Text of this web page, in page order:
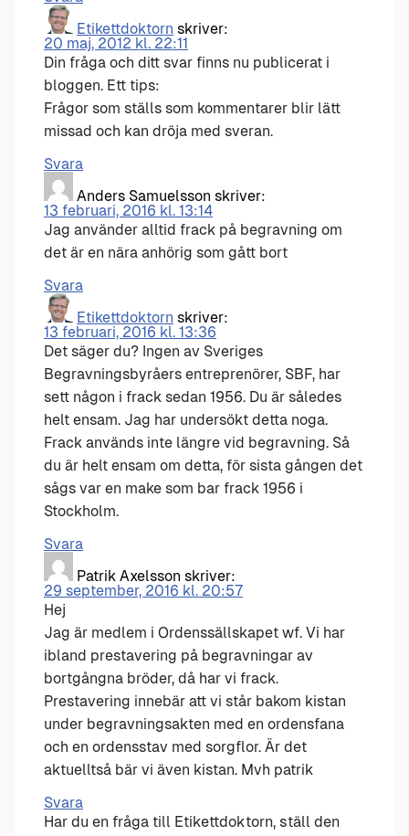
Etikettdoktorn skriver:
20 maj, 2012 kl. 22:11
Din fråga och ditt svar finns nu publicerat i
bloggen. Ett tips:
Frågor som ställs som kommentarer blir lätt
missad och kan dröja med sveran.
Svara
Anders Samuelsson skriver:
13 februari, 2016 kl. 13:14
Jag använder alltid frack på begravning om
det är en nära anhörig som gått bort
Svara
Etikettdoktorn skriver:
13 februari, 2016 kl. 13:36
Det säger du? Ingen av Sveriges
Begravningsbyråers entreprenörer, SBF, har
sett någon i frack sedan 1956. Du är således
helt ensam. Jag har undersökt detta noga.
Frack används inte längre vid begravning. Så
du är helt ensam om detta, för sista gången det
sågs var en make som bar frack 1956 i
Stockholm.
Svara
Patrik Axelsson skriver:
29 september, 2016 kl. 20:57
Hej
Jag är medlem i Ordenssällskapet wf. Vi har
ibland prestavering på begravningar av
bortgångna bröder, då har vi frack.
Prestavering innebär att vi står bakom kistan
under begravningsakten med en ordensfana
och en ordensstav med sorgflor. Är det
aktuelltså bär vi även kistan. Mvh patrik
Svara
Har du en fråga till Etikettdoktorn, ställ den